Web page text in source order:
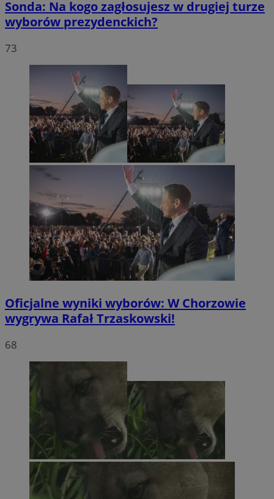
Sonda: Na kogo zagłosujesz w drugiej turze
wyborów prezydenckich?
73
Oficjalne wyniki wyborów: W Chorzowie
wygrywa Rafał Trzaskowski!
68